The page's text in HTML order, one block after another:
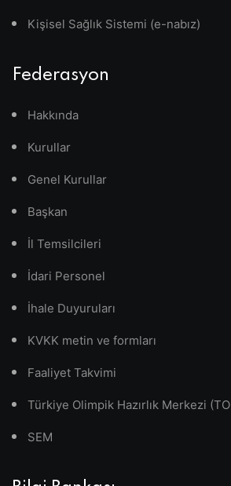
Kişisel Sağlık Sistemi (e-nabız)
Federasyon
Hakkında
Kurullar
Genel Kurullar
Başkan
İl Temsilcileri
İdari Personel
İhale Duyuruları
KVKK metin ve formları
Faaliyet Takvimi
Türkiye Olimpik Hazırlık Merkezi
SEM